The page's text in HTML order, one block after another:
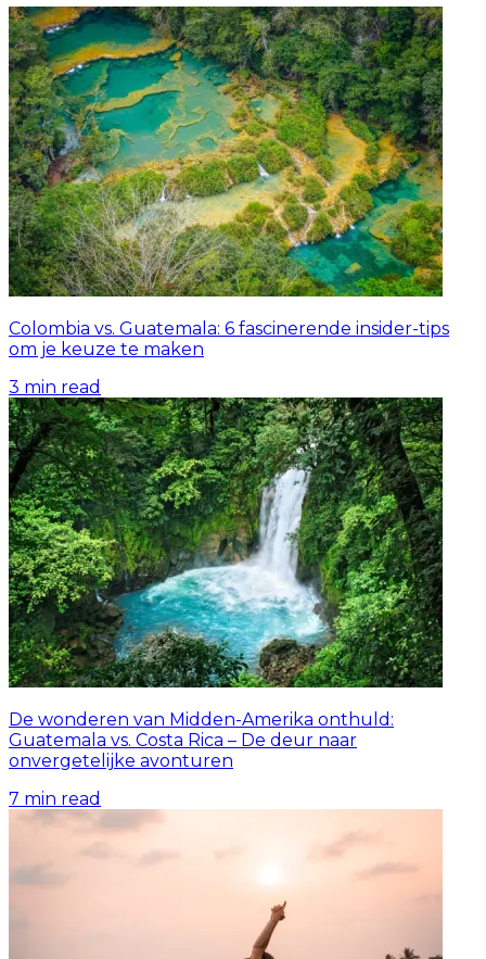
Colombia vs. Guatemala: 6 fascinerende insider-tips
om je keuze te maken
3 min read
De wonderen van Midden-Amerika onthuld:
Guatemala vs. Costa Rica – De deur naar
onvergetelijke avonturen
7 min read